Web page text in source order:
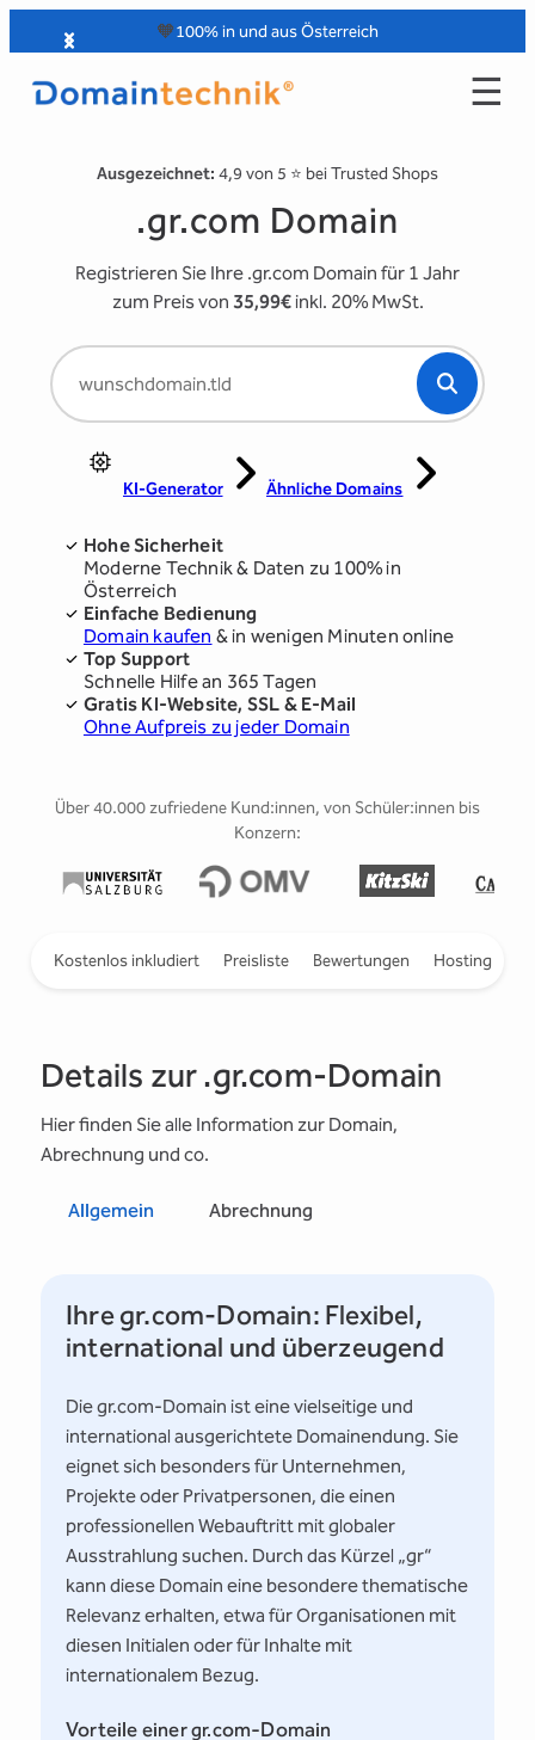
Inhalt
springen
🧡100% in und aus Österreich
☰
Ausgezeichnet: 4,9 von 5 ⭐️ bei Trusted Shops
.gr.com Domain
Registrieren Sie Ihre .gr.com Domain für 1 Jahr
zum Preis von 35,99€inkl. 20% MwSt.
KI-Generator Ähnliche Domains
Hohe Sicherheit
Moderne Technik & Daten zu 100% in
Österreich
Einfache Bedienung
Domain kaufen & in wenigen Minuten online
Top Support
Schnelle Hilfe an 365 Tagen
Gratis KI-Website, SSL & E-Mail
Ohne Aufpreis zu jeder Domain
Über 40.000 zufriedene Kund:innen, von Schüler:innen bis
Konzern:
Kostenlos inkludiert Preisliste Bewertungen Hosting
Details zur .gr.com-Domain
Hier finden Sie alle Information zur Domain,
Abrechnung und co.
Allgemein Abrechnung
Ihre gr.com-Domain: Flexibel,
international und überzeugend
Die gr.com-Domain ist eine vielseitige und
international ausgerichtete Domainendung. Sie
eignet sich besonders für Unternehmen,
Projekte oder Privatpersonen, die einen
professionellen Webauftritt mit globaler
Ausstrahlung suchen. Durch das Kürzel „gr“
kann diese Domain eine besondere thematische
Relevanz erhalten, etwa für Organisationen mit
diesen Initialen oder für Inhalte mit
internationalem Bezug.
Vorteile einer gr.com-Domain